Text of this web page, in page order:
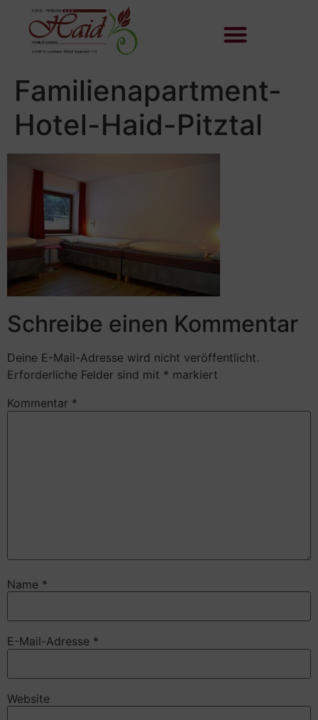
Familienapartment-
Hotel-Haid-Pitztal
Schreibe einen Kommentar
Deine E-Mail-Adresse wird nicht veröffentlicht.
Erforderliche Felder sind mit * markiert
Kommentar *
Name *
E-Mail-Adresse *
Website